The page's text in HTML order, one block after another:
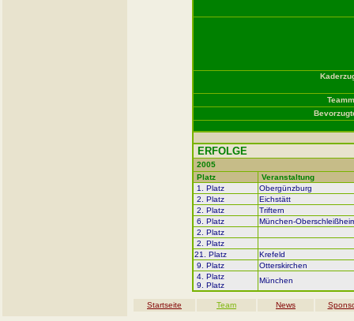
ERFOLGE
2005
Platz
Veranstaltung
1. Platz
Obergünzburg
2. Platz
Eichstätt
2. Platz
Triftern
6. Platz
München-
2. Platz
2. Platz
21. Platz
Krefeld
9. Platz
Otterskirchen
4. Platz
9. Platz
München
Startseite Team News